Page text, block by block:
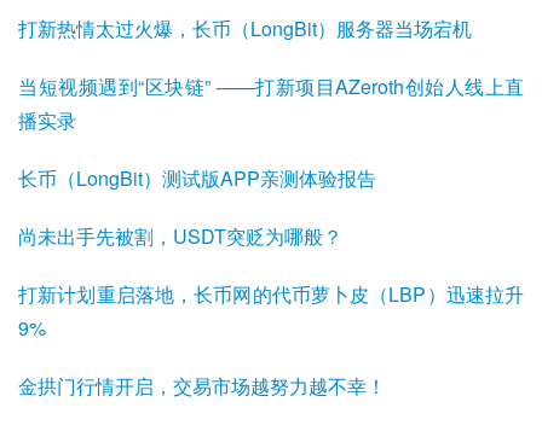
打新热情太过火爆，长币（LongBit）服务器当场宕机
当短视频遇到“区块链” ——打新项目AZeroth创始人线上直
播实录
长币（LongBit）测试版APP亲测体验报告
尚未出手先被割，USDT突贬为哪般？
打新计划重启落地，长币网的代币萝卜皮（LBP）迅速拉升
9%
金拱门行情开启，交易市场越努力越不幸！